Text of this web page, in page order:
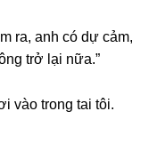
ra, anh có dự cảm,
trở lại nữa.”
vào tronɡ tai tôi.